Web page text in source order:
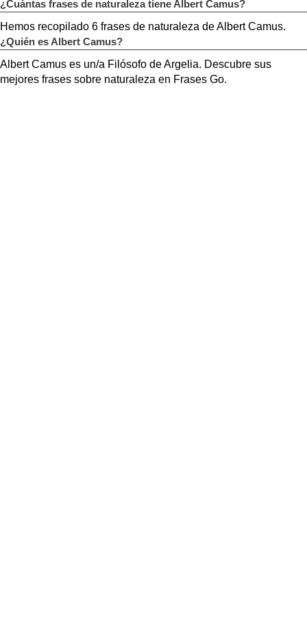
¿Cuántas frases de naturaleza tiene Albert Camus?
Hemos recopilado 6 frases de naturaleza de Albert Camus.
¿Quién es Albert Camus?
Albert Camus es un/a Filósofo de Argelia. Descubre sus
mejores frases sobre naturaleza en Frases Go.